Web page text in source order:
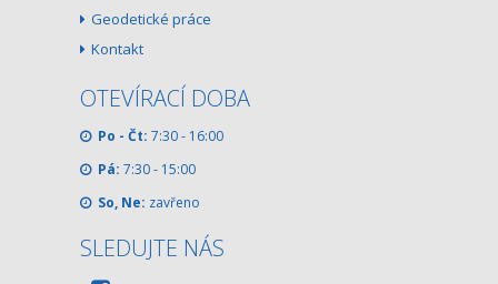
Geodetické práce
Kontakt
OTEVÍRACÍ DOBA
Po - Čt: 7:30 - 16:00
Pá: 7:30 - 15:00
So, Ne: zavřeno
SLEDUJTE NÁS